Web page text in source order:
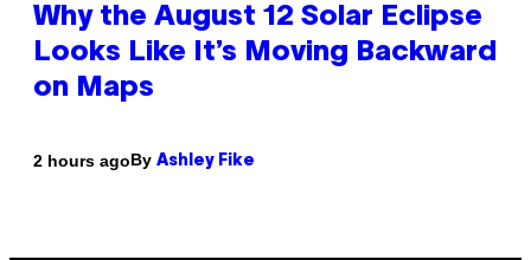
Why the August 12 Solar Eclipse
Looks Like It’s Moving Backward
on Maps
2 hours agoBy Ashley Fike